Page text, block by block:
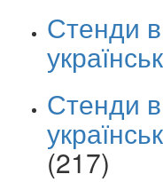
Стенди в
Стенди в
(217)